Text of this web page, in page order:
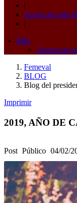
|
Acerca de este
|
Más
Acerca de
Femeval
BLOG
Blog del
Imprimir
2019, AÑO DE
Post Público 04/02/